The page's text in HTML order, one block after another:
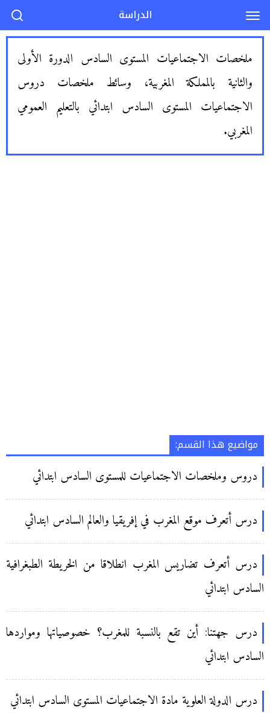
ملخصات الاجتماعيات المستوى السادس الدورة الأولى
والثانية بالمملكة المغربية، وسائط ملخصات دروس
الاجتماعيات المستوى السادس ابتدائي بالتعليم العمومي
المغربي.
مواضيع هذا القسم:
دروس وملخصات الاجتماعيات للمستوى السادس ابتدائي
درس أتعرف موقع المغرب في إفريقيا والعالم السادس ابتدائي
درس أتعرف تضاريس المغرب انطلاقا من الخريطة الطبغرافية
السادس ابتدائي
درس جهتنا: أين تقع بالنسبة للمغرب؟ خصوصياتها ومواردها
السادس ابتدائي
درس الدولة العلوية مادة الاجتماعيات المستوى السادس ابتدائي
الدراسة